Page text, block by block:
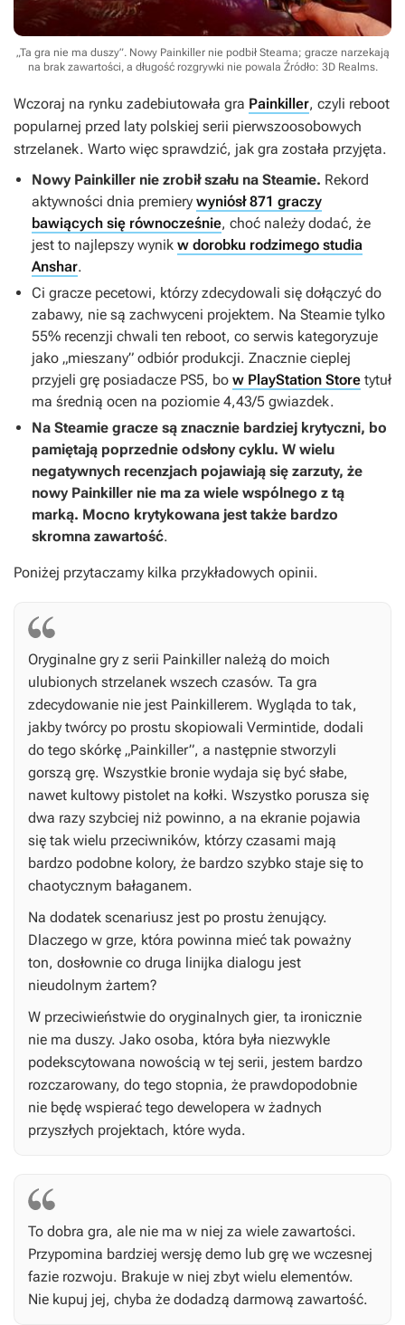
„Ta gra nie ma duszy”. Nowy Painkiller nie podbił Steama; gracze narzekają
na brak zawartości, a długość rozgrywki nie powala Źródło: 3D Realms.
Wczoraj na rynku zadebiutowała gra Painkiller, czyli reboot
popularnej przed laty polskiej serii pierwszoosobowych
strzelanek. Warto więc sprawdzić, jak gra została przyjęta.
Nowy Painkiller nie zrobił szału na Steamie. Rekord
aktywności dnia premiery wyniósł 871 graczy
bawiących się równocześnie, choć należy dodać, że
jest to najlepszy wynik w dorobku rodzimego studia
Anshar.
Ci gracze pecetowi, którzy zdecydowali się dołączyć do
zabawy, nie są zachwyceni projektem. Na Steamie tylko
55% recenzji chwali ten reboot, co serwis kategoryzuje
jako „mieszany” odbiór produkcji. Znacznie cieplej
przyjeli grę posiadacze PS5, bo w PlayStation Store tytuł
ma średnią ocen na poziomie 4,43/5 gwiazdek.
Na Steamie gracze są znacznie bardziej krytyczni, bo
pamiętają poprzednie odsłony cyklu. W wielu
negatywnych recenzjach pojawiają się zarzuty, że
nowy Painkiller nie ma za wiele wspólnego z tą
marką. Mocno krytykowana jest także bardzo
skromna zawartość.
Poniżej przytaczamy kilka przykładowych opinii.
Oryginalne gry z serii Painkiller należą do moich
ulubionych strzelanek wszech czasów. Ta gra
zdecydowanie nie jest Painkillerem. Wygląda to tak,
jakby twórcy po prostu skopiowali Vermintide, dodali
do tego skórkę „Painkiller”, a następnie stworzyli
gorszą grę. Wszystkie bronie wydaja się być słabe,
nawet kultowy pistolet na kołki. Wszystko porusza się
dwa razy szybciej niż powinno, a na ekranie pojawia
się tak wielu przeciwników, którzy czasami mają
bardzo podobne kolory, że bardzo szybko staje się to
chaotycznym bałaganem.
Na dodatek scenariusz jest po prostu żenujący.
Dlaczego w grze, która powinna mieć tak poważny
ton, dosłownie co druga linijka dialogu jest
nieudolnym żartem?
W przeciwieństwie do oryginalnych gier, ta ironicznie
nie ma duszy. Jako osoba, która była niezwykle
podekscytowana nowością w tej serii, jestem bardzo
rozczarowany, do tego stopnia, że prawdopodobnie
nie będę wspierać tego dewelopera w żadnych
przyszłych projektach, które wyda.
To dobra gra, ale nie ma w niej za wiele zawartości.
Przypomina bardziej wersję demo lub grę we wczesnej
fazie rozwoju. Brakuje w niej zbyt wielu elementów.
Nie kupuj jej, chyba że dodadzą darmową zawartość.